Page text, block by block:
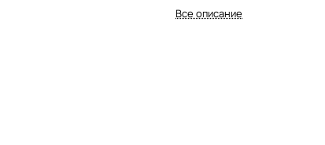
Все описание